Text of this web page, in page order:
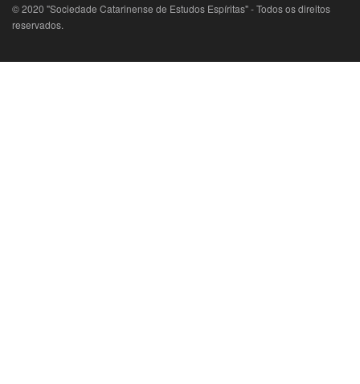
© 2020 "Sociedade Catarinense de Estudos Espíritas" - Todos os direitos
reservados.